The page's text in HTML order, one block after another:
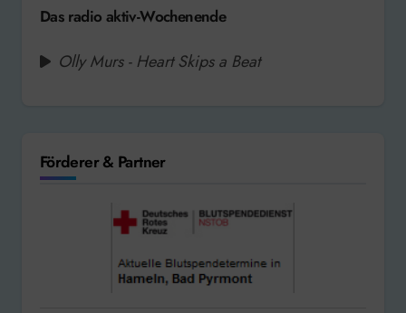
Das radio aktiv-Wochenende
Olly Murs - Heart Skips a Beat
Förderer & Partner